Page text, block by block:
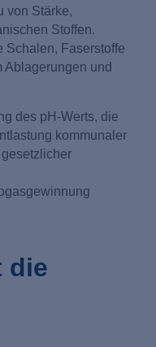
von Stärke,
Stoffen.
Schalen, Faserstoffe
Ablagerungen und
des pH-Werts, die
kommunaler
die